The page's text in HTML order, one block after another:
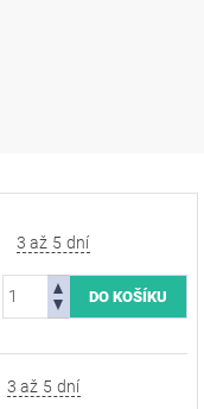
3 až 5 dní
3 až 5 dní